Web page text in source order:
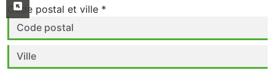
Code postal et ville *